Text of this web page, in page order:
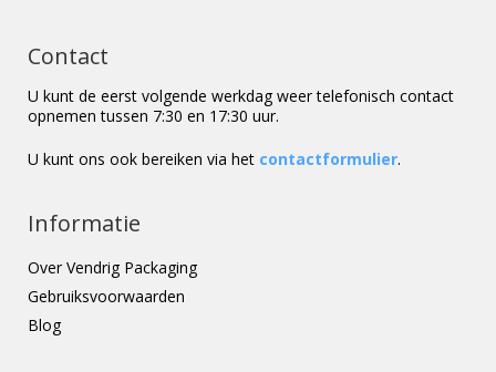
Contact
U kunt de eerst volgende werkdag weer telefonisch contact
opnemen tussen 7:30 en 17:30 uur.
U kunt ons ook bereiken via het contactformulier.
Informatie
Over Vendrig Packaging
Gebruiksvoorwaarden
Blog